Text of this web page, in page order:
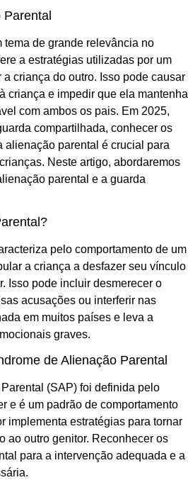
Parental
tema de grande relevância no
a estratégias utilizadas por um
criança do outro. Isso pode causar
criança e impedir que ela mantenha
com ambos os pais. Em 2025,
compartilhada, conhecer os
alienação parental é crucial para
Neste artigo, abordaremos
parental e a guarda
pelo comportamento de um
a criança a desfazer seu vínculo
Isso pode incluir desmerecer o
acusações ou interferir nas
em muitos países e leva a
graves.
de Alienação Parental
(SAP) foi definida pelo
e é um padrão de comportamento
implementa estratégias para tornar
ao outro genitor. Reconhecer os
para a intervenção adequada e a